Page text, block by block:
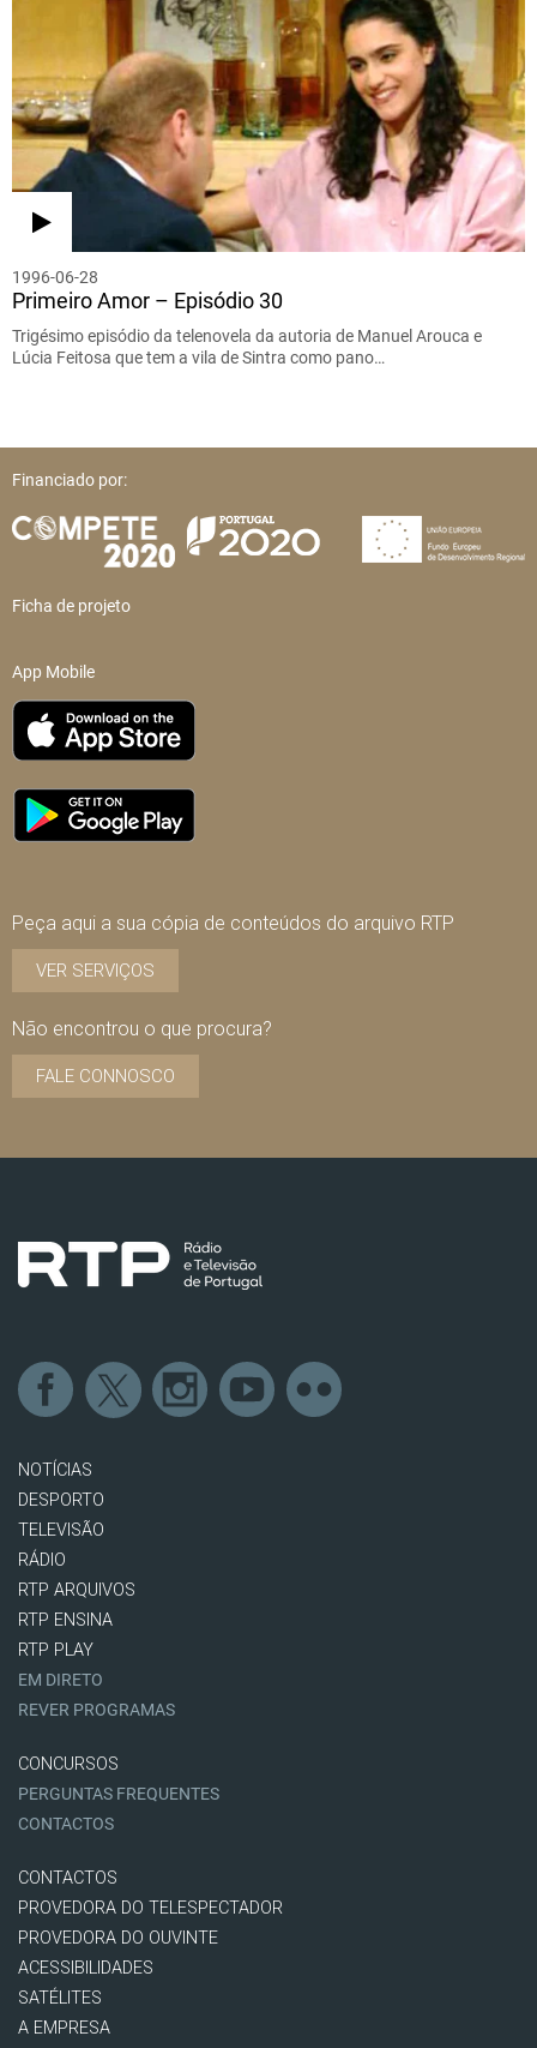
1996-06-28
Primeiro Amor – Episódio 30
Trigésimo episódio da telenovela da autoria de Manuel Arouca e
Lúcia Feitosa que tem a vila de Sintra como pano…
Financiado por:
Ficha de projeto
App Mobile
Peça aqui a sua cópia de conteúdos do arquivo RTP
VER SERVIÇOS
Não encontrou o que procura?
FALE CONNOSCO
NOTÍCIAS
DESPORTO
TELEVISÃO
RÁDIO
RTP ARQUIVOS
RTP ENSINA
RTP PLAY
EM DIRETO
REVER PROGRAMAS
CONCURSOS
PERGUNTAS FREQUENTES
CONTACTOS
CONTACTOS
PROVEDORA DO TELESPECTADOR
PROVEDORA DO OUVINTE
ACESSIBILIDADES
SATÉLITES
A EMPRESA